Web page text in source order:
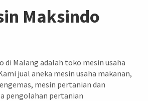
Maksindo
di Malang adalah toko mesin usaha
jual aneka mesin usaha makanan,
mesin pertanian dan
pengolahan pertanian